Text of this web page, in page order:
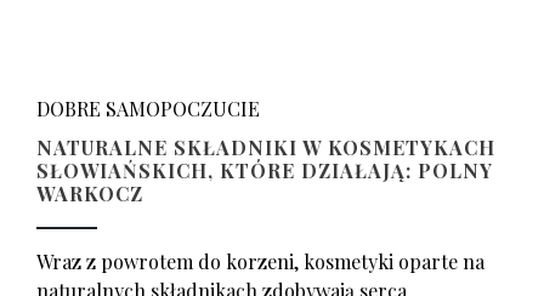
DOBRE SAMOPOCZUCIE
NATURALNE SKŁADNIKI W KOSMETYKACH
SŁOWIAŃSKICH, KTÓRE DZIAŁAJĄ: POLNY
WARKOCZ
Wraz z powrotem do korzeni, kosmetyki oparte na
naturalnych składnikach zdobywają serca